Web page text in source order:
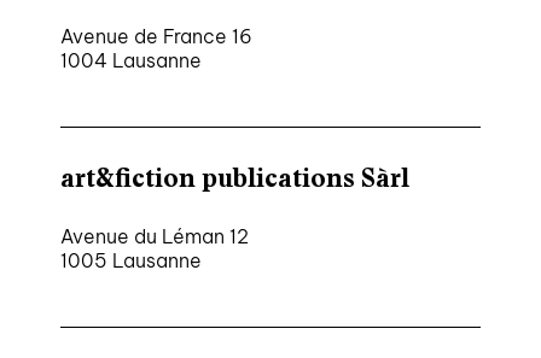
Avenue de France 16
1004 Lausanne
art&fiction publications Sàrl
Avenue du Léman 12
1005 Lausanne